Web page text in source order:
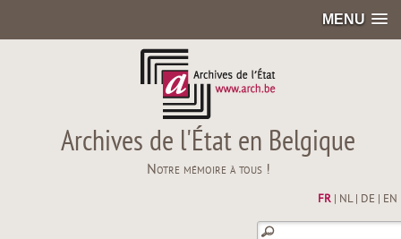
MENU
Archives de l'État en Belgique
Notre mémoire à tous !
FR| NL| DE EN